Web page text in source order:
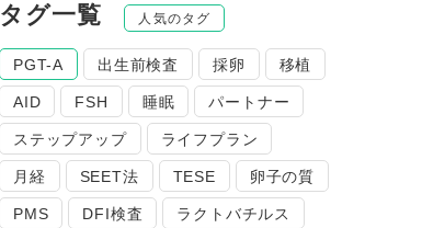
タグ一覧 人気のタグ
PGT-A 出生前検査 採卵 移植
AID FSH 睡眠 パートナー
ステップアップ ライフプラン
月経 SEET法 TESE 卵子の質
PMS DFI検査 ラクトバチルス